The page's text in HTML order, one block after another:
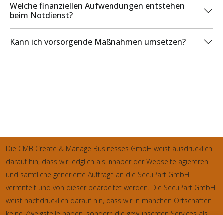
Welche finanziellen Aufwendungen entstehen
beim Notdienst?
Kann ich vorsorgende Maßnahmen umsetzen?
Die CMB Create & Manage Businesses GmbH weist ausdrücklich
darauf hin, dass wir ledglich als Inhaber der Webseite agiereren
und sämtliche generierte Aufträge an die SecuPart GmbH
vermittelt und von dieser bearbeitet werden. Die SecuPart GmbH
weist nachdrücklich darauf hin, dass wir in manchen Ortschaften